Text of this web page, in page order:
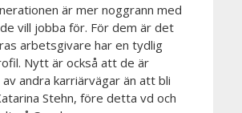
är mer noggrann med
vill jobba för. För dem är det
arbetsgivare har en tydlig
Nytt är också att de är
andra karriärvägar än att bli
Stehn, före detta vd och